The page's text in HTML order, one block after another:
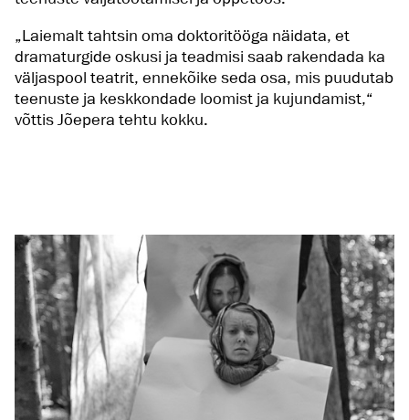
„Laiemalt tahtsin oma doktoritööga näidata, et
dramaturgide oskusi ja teadmisi saab rakendada ka
väljaspool teatrit, ennekõike seda osa, mis puudutab
teenuste ja keskkondade loomist ja kujundamist,“
võttis Jõepera tehtu kokku.